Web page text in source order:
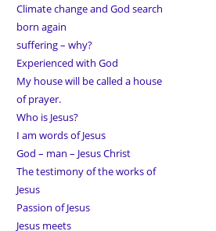
Climate change and God search
born again
suffering – why?
Experienced with God
My house will be called a house
of prayer.
Who is Jesus?
I am words of Jesus
God – man – Jesus Christ
The testimony of the works of
Jesus
Passion of Jesus
Jesus meets